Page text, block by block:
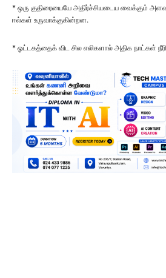
* ஒரு குதிரையையே அதிர்ச்சியடைய வைக்கும்
ஈல்கள் உருவாக்குகின்றன.
* ஓட்டகத்தைக் விட சில எலிகளால் அதிக நாட்கள்